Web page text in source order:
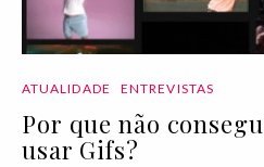
ATUALIDADE ENTREVISTAS
Por que não
usar Gifs?